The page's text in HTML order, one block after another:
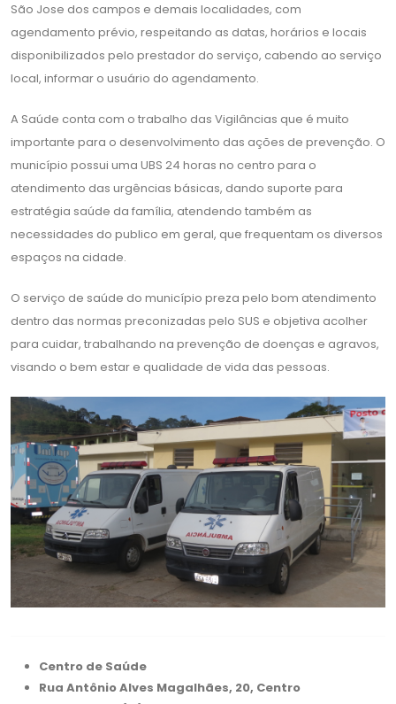
São Jose dos campos e demais localidades, com
agendamento prévio, respeitando as datas, horários e locais
disponibilizados pelo prestador do serviço, cabendo ao serviço
local, informar o usuário do agendamento.
A Saúde conta com o trabalho das Vigilâncias que é muito
importante para o desenvolvimento das ações de prevenção. O
município possui uma UBS 24 horas no centro para o
atendimento das urgências básicas, dando suporte para
estratégia saúde da família, atendendo também as
necessidades do publico em geral, que frequentam os diversos
espaços na cidade.
O serviço de saúde do município preza pelo bom atendimento
dentro das normas preconizadas pelo SUS e objetiva acolher
para cuidar, trabalhando na prevenção de doenças e agravos,
visando o bem estar e qualidade de vida das pessoas.
Centro de Saúde
Rua Antônio Alves Magalhães, 20, Centro